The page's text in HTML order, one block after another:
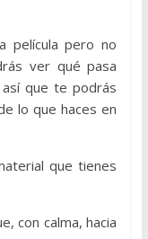
película pero no
ver qué pasa
que te podrás
lo que haces en
que tienes
con calma, hacia